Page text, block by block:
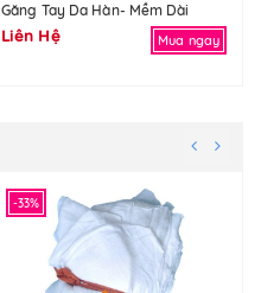
Găng Tay Da Hàn- Mềm Dài
Liên Hệ Mua ngay
-33%